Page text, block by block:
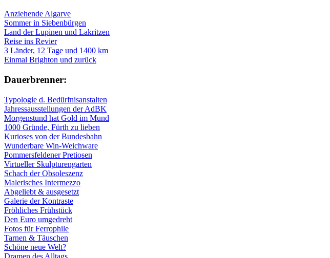
Anziehende Algarve
Sommer in Siebenbürgen
Land der Lupinen und Lakritzen
Reise ins Revier
3 Länder, 12 Tage und 1400 km
Einmal Brighton und zurück
Dau­er­bren­ner:
Typologie d. Bedürfnisanstalten
Jahressausstellungen der AdBK
Morgenstund hat Gold im Mund
1000 Gründe, Fürth zu lieben
Kurioses von der Bundesbahn
Wunderbare Win-Weichware
Pommersfeldener Pretiosen
Virtueller Skulpturengarten
Schach der Obsoleszenz
Malerisches Intermezzo
Abgeliebt & ausgesetzt
Galerie der Kontraste
Fröhliches Frühstück
Den Euro umgedreht
Fotos für Ferrophile
Tarnen & Täuschen
Schöne neue Welt?
Dramen des Alltags